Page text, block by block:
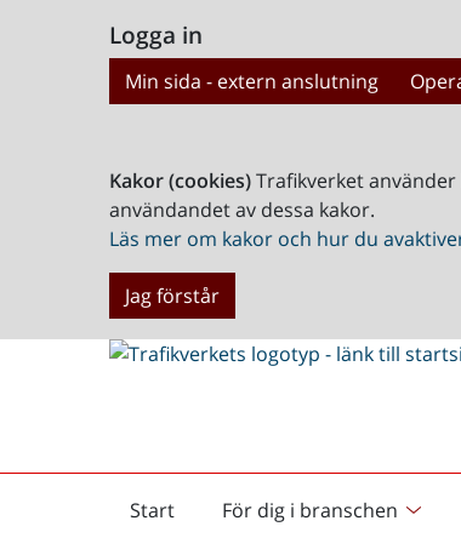
Logga in
Min sida - extern anslutning
Kakor (cookies)Trafikverket
användandet av dessa kakor.
Läs mer om kakor och hur du
Jag förstår
Start
Startsida För dig i branschen